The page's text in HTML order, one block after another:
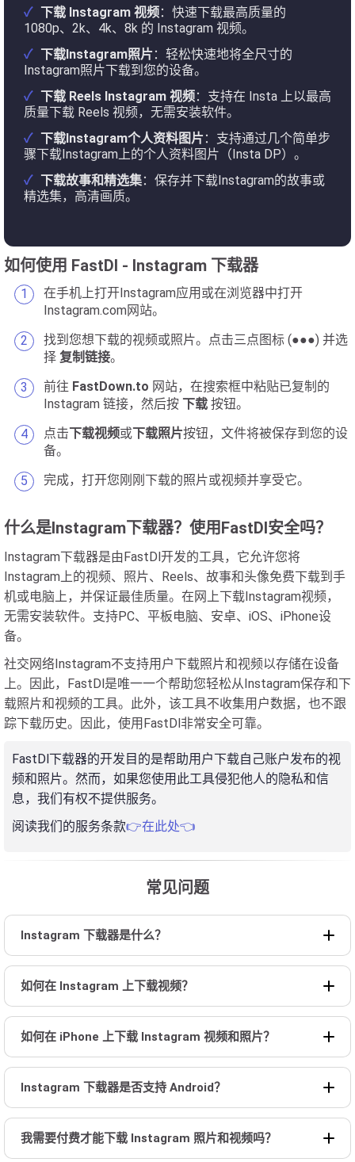
下载 Instagram 视频：快速下载最高质量的
1080p、2k、4k、8k 的 Instagram 视频。
下载Instagram照片 ：轻松快速地将全尺寸的
Instagram照片下载到您的设备。
下载 Reels Instagram 视频：支持在 Insta 上以最高
质量下载 Reels 视频，无需安装软件。
下载Instagram个人资料图片 ：支持通过几个简单步
骤下载Instagram上的个人资料图片（Insta DP）。
下载故事和精选集：保存并下载Instagram的故事或
精选集，高清画质。
如何使用 FastDl - Instagram 下载器
在手机上打开Instagram应用或在浏览器中打开
Instagram.com网站。
找到您想下载的视频或照片。点击三点图标 (●●●) 并选
择 复制链接。
前往 FastDown.to 网站，在搜索框中粘贴已复制的
Instagram 链接，然后按 下载 按钮。
点击下载视频或下载照片按钮，文件将被保存到您的设
备。
完成，打开您刚刚下载的照片或视频并享受它。
什么是Instagram下载器？使用FastDl安全吗？
Instagram下载器是由FastDl开发的工具，它允许您将
Instagram上的视频、照片、Reels、故事和头像免费下载到手
机或电脑上，并保证最佳质量。在网上下载Instagram视频，
无需安装软件。支持PC、平板电脑、安卓、iOS、iPhone设
备。
社交网络Instagram不支持用户下载照片和视频以存储在设备
上。因此，FastDl是唯一一个帮助您轻松从Instagram保存和下
载照片和视频的工具。此外，该工具不收集用户数据，也不跟
踪下载历史。因此，使用FastDl非常安全可靠。
FastDl下载器的开发目的是帮助用户下载自己账户发布的视
频和照片。然而，如果您使用此工具侵犯他人的隐私和信
息，我们有权不提供服务。
阅读我们的服务条款👉在此处👈
常见问题
Instagram 下载器是什么？
如何在 Instagram 上下载视频？
如何在 iPhone 上下载 Instagram 视频和照片？
Instagram 下载器是否支持 Android？
我需要付费才能下载 Instagram 照片和视频吗？